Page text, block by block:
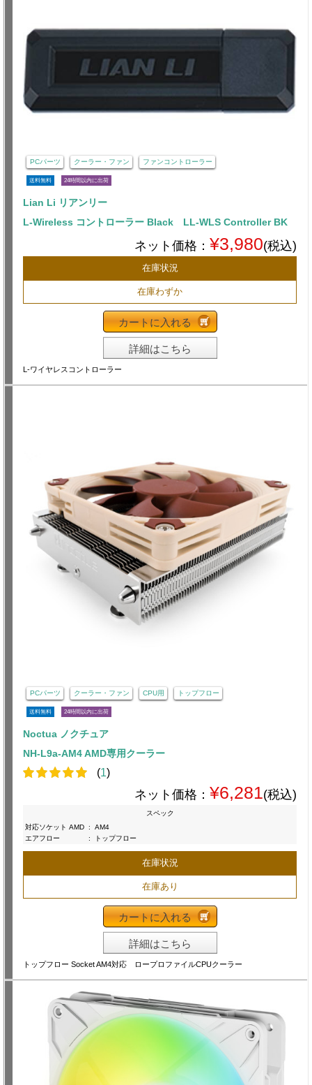
PCパーツ クーラー・ファン ファンコントローラー
送料無料 24時間以内に出荷
Lian Li リアンリー
L-Wireless コントローラー Black LL-WLS Controller BK
ネット価格： ¥3,980(税込)
在庫状況
在庫わずか
カートに入れる
詳細はこちら
L-ワイヤレスコントローラー
PCパーツ クーラー・ファン CPU用 トップフロー
送料無料 24時間以内に出荷
Noctua ノクチュア
NH-L9a-AM4 AMD専用クーラー
(1)
ネット価格： ¥6,281(税込)
スペック
対応ソケット AMD :
AM4
エアフロー
: トップフロー
在庫状況
在庫あり
カートに入れる
詳細はこちら
トップフロー Socket AM4対応 ロープロファイルCPUクーラー